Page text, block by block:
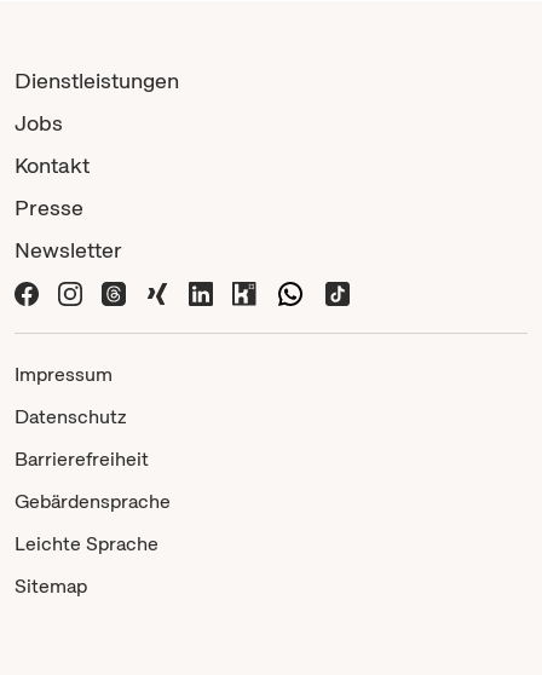
Dienstleistungen
Jobs
Kontakt
Presse
Newsletter
Impressum
Datenschutz
Barrierefreiheit
Gebärdensprache
Leichte Sprache
Sitemap